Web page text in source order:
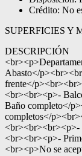
Crédito: No
SUPERFICIES Y
DESCRIPCIÓN
Abasto</
frente</
<br><br><p>-
Baño completo</
completos</
<br><br><br><p>-
<br><br><p>-
<br><p>No se